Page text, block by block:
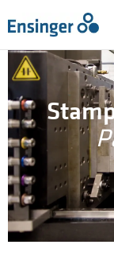
LA TUA
Pagina
iniziale